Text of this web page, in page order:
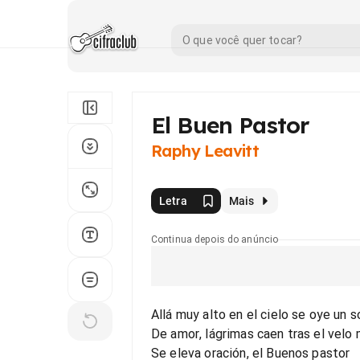
El Buen Pastor
Raphy Leavitt
Letra Mais
Continua depois do anúncio
Allá muy alto en el cielo se oye un
De amor, lágrimas caen tras el velo
Se eleva oración, el Buenos pastor